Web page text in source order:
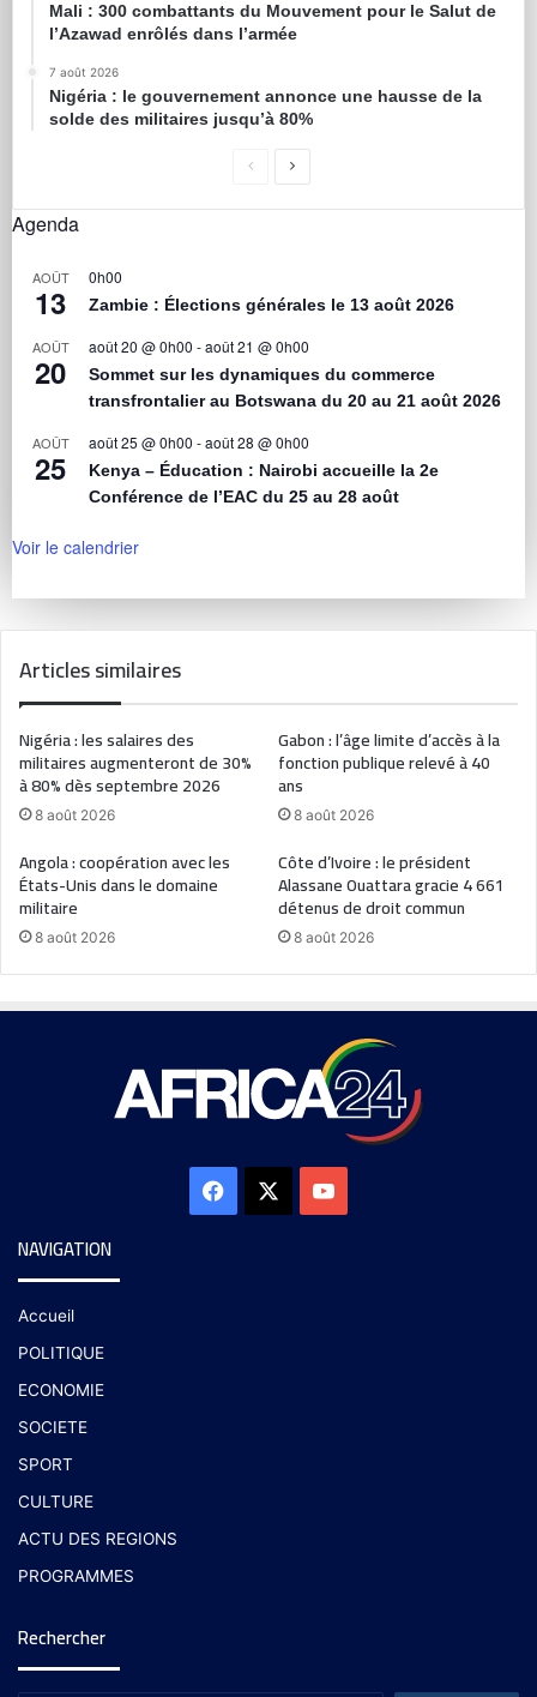
Mali : 300 combattants du Mouvement pour le Salut de
l’Azawad enrôlés dans l’armée
7 août 2026
Nigéria : le gouvernement annonce une hausse de la
solde des militaires jusqu’à 80%
Agenda
AOÛT
13
0h00
Zambie : Élections générales le 13 août 2026
AOÛT
20
août 20 @ 0h00 -août 21 @ 0h00
Sommet sur les dynamiques du commerce
transfrontalier au Botswana du 20 au 21 août 2026
AOÛT
25
août 25 @ 0h00 -août 28 @ 0h00
Kenya – Éducation : Nairobi accueille la 2e
Conférence de l’EAC du 25 au 28 août
Voir le calendrier
Articles similaires
Nigéria : les salaires des
militaires augmenteront de 30%
à 80% dès septembre 2026
8 août 2026
Gabon : l’âge limite d’accès à la
fonction publique relevé à 40
ans
8 août 2026
Angola : coopération avec les
États-Unis dans le domaine
militaire
8 août 2026
Côte d’Ivoire : le président
Alassane Ouattara gracie 4 661
détenus de droit commun
8 août 2026
NAVIGATION
Accueil
POLITIQUE
ECONOMIE
SOCIETE
SPORT
CULTURE
ACTU DES REGIONS
PROGRAMMES
Rechercher